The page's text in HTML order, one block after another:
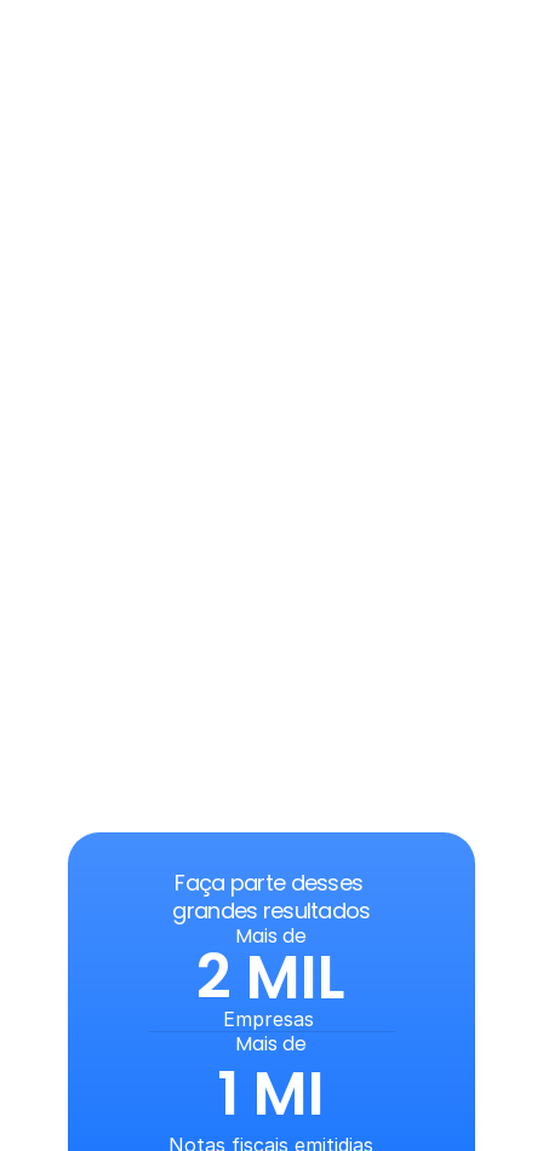
grandes resultados
Mais de
2 MIL
Empresas
Mais de
1 MI
Notas fiscais emitidias